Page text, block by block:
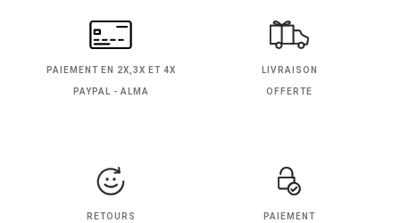
PAIEMENT EN 2X,3X ET 4X
PAYPAL - ALMA
LIVRAISON
OFFERTE
RETOURS PAIEMENT